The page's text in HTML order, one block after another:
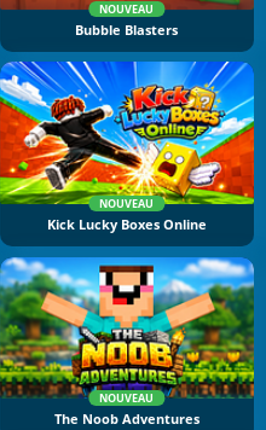
NOUVEAU
Bubble Blasters
NOUVEAU
Kick Lucky Boxes Online
NOUVEAU
The Noob Adventures